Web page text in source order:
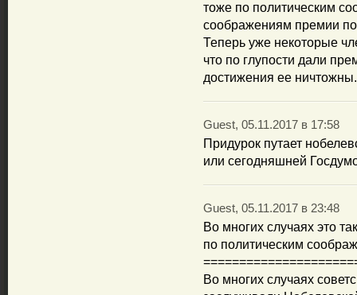
тоже по политическим
соображениям премии
Теперь уже некоторые
что по глупости дали
достижения ее
Guest, 05.11.2017 в 17:58
Придурок путает
или сегодняшней
Guest, 05.11.2017 в 23:48
Во многих случаях это
по политическим
Во многих случаях